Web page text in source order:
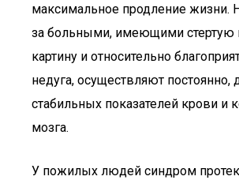
максимальное продление жизни.
за больными, имеющими стертую
картину и относительно
недуга, осуществляют
стабильных показателей крови и
мозга.
У пожилых людей синдром